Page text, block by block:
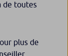
de toutes
plus de